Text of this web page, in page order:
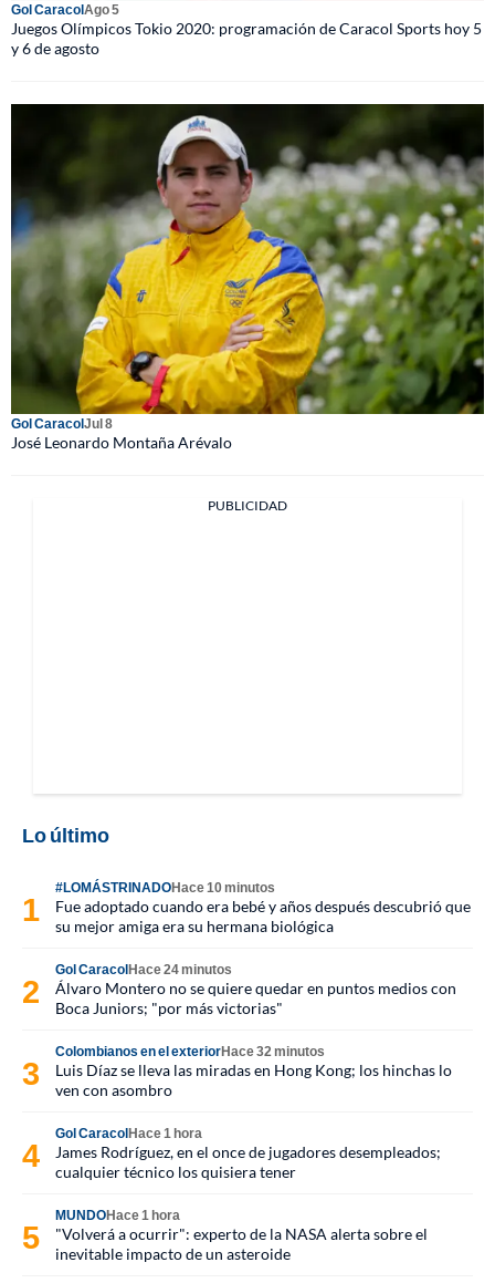
Gol CaracolAgo 5
Juegos Olímpicos Tokio 2020: programación de Caracol Sports hoy 5
y 6 de agosto
Gol CaracolJul 8
José Leonardo Montaña Arévalo
PUBLICIDAD
Lo último
#LOMÁSTRINADOHace 10 minutos
Fue adoptado cuando era bebé y años después descubrió que
su mejor amiga era su hermana biológica
Gol CaracolHace 24 minutos
Álvaro Montero no se quiere quedar en puntos medios con
Boca Juniors; "por más victorias"
Colombianos en el exteriorHace 32 minutos
Luis Díaz se lleva las miradas en Hong Kong; los hinchas lo
ven con asombro
Gol CaracolHace 1 hora
James Rodríguez, en el once de jugadores desempleados;
cualquier técnico los quisiera tener
MUNDOHace 1 hora
"Volverá a ocurrir": experto de la NASA alerta sobre el
inevitable impacto de un asteroide